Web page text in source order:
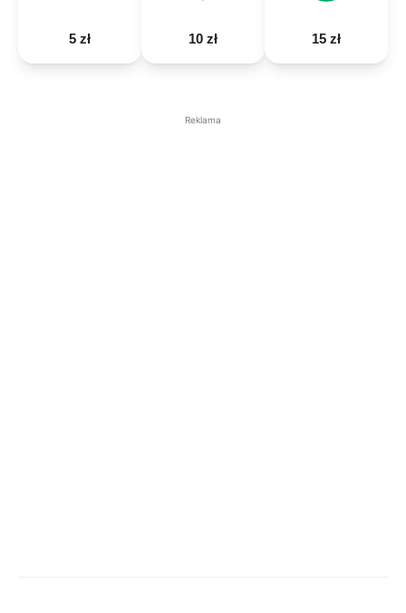
5 zł 10 zł 15 zł
Reklama